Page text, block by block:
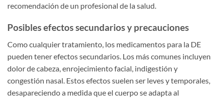
recomendación de un profesional de la salud.
Posibles efectos secundarios y precauciones
Como cualquier tratamiento, los medicamentos para la DE
pueden tener efectos secundarios. Los más comunes incluyen
dolor de cabeza, enrojecimiento facial, indigestión y
congestión nasal. Estos efectos suelen ser leves y temporales,
desapareciendo a medida que el cuerpo se adapta al